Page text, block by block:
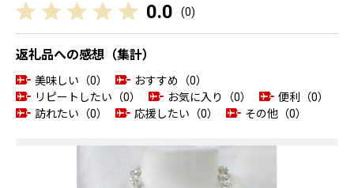
0.0 (0)
返礼品への感想（集計）
美味しい（0）
おすすめ（0）
リピートしたい（0）
お気に入り（0）
便利（0）
訪れたい（0）
応援したい（0） その他（0）